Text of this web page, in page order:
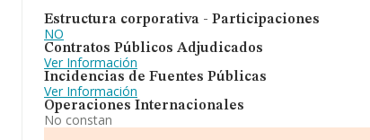
Estructura corporativa - Participaciones
NO
Contratos Públicos Adjudicados
Ver Información
Incidencias de Fuentes Públicas
Ver Información
Operaciones Internacionales
No constan